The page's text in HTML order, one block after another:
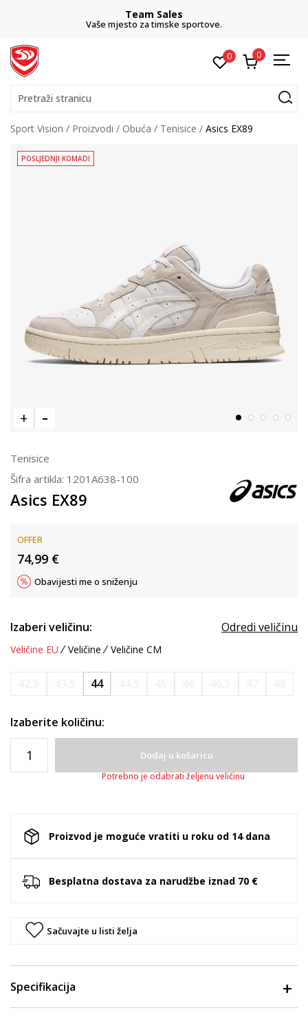
Team Sales
Vaše mjesto za timske sportove.
0 0
Pretraži stranicu
Sport Vision Proizvodi Obuća Tenisice Asics EX89
POSLJEDNJI KOMADI
Tenisice
Šifra artikla: 1201A638-100
Asics EX89
OFFER
74,99 €
Obavijesti me o sniženju
Izaberi veličinu: Odredi veličinu
Veličine EU Veličine Veličine CM
44
Izaberite količinu:
Dodaj u košaricu
Potrebno je odabrati željenu veličinu
Proizvod je moguće vratiti u roku od 14 dana
Besplatna dostava za narudžbe iznad 70 €
Sačuvajte u listi želja
Specifikacija